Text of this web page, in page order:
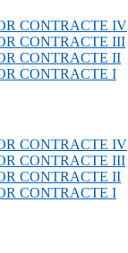
CONTRACTE IV
CONTRACTE III
CONTRACTE II
CONTRACTE I
CONTRACTE IV
CONTRACTE III
CONTRACTE II
CONTRACTE I